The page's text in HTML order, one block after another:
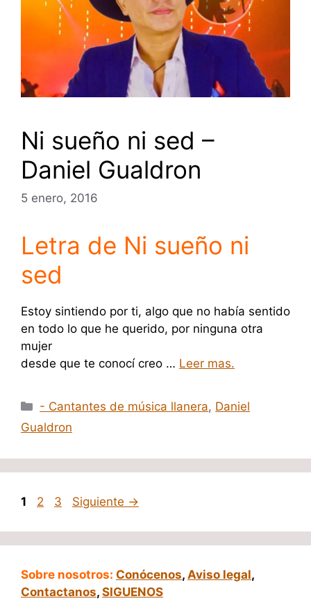
Ni sueño ni sed –
Daniel Gualdron
5 enero, 2016
Letra de Ni sueño ni
sed
Estoy sintiendo por ti, algo que no había sentido
en todo lo que he querido, por ninguna otra
mujer
desde que te conocí creo … Leer mas.
Categorías
- Cantantes de música llanera, Daniel
Gualdron
Página
1 Página
2 Página
3 Siguiente →
Sobre nosotros: Conócenos, Aviso legal,
Contactanos, SIGUENOS